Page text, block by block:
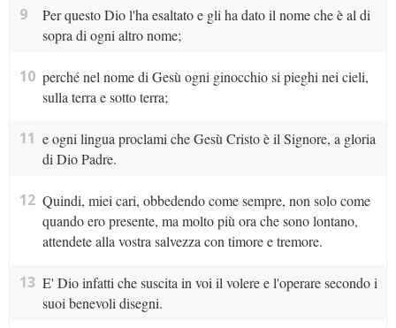
9
Per questo Dio l'ha esaltato e gli ha dato il nome che è al di
sopra di ogni altro nome;
10 perché nel nome di Gesù ogni ginocchio si pieghi nei cieli,
sulla terra e sotto terra;
11 e ogni lingua proclami che Gesù Cristo è il Signore, a gloria
di Dio Padre.
12 Quindi, miei cari, obbedendo come sempre, non solo come
quando ero presente, ma molto più ora che sono lontano,
attendete alla vostra salvezza con timore e tremore.
13 E' Dio infatti che suscita in voi il volere e l'operare secondo i
suoi benevoli disegni.